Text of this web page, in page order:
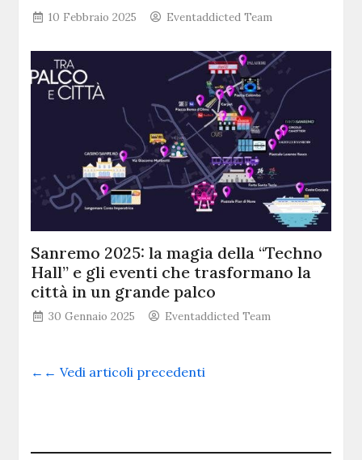
10 Febbraio 2025 Eventaddicted Team
Sanremo 2025: la magia della “Techno
Hall” e gli eventi che trasformano la
città in un grande palco
30 Gennaio 2025 Eventaddicted Team
←← Vedi articoli precedenti